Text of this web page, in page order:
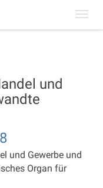
und
und Gewerbe und
Organ für